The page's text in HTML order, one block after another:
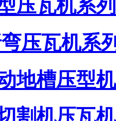
压瓦机系列
压瓦机系
地槽压型机
割机压瓦